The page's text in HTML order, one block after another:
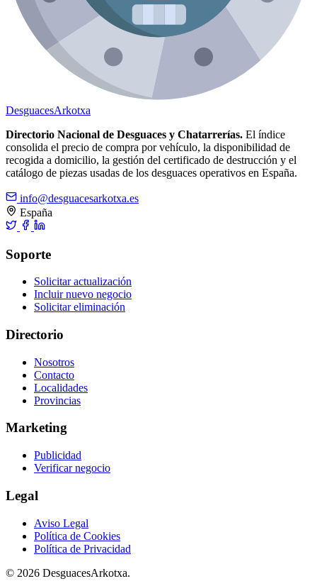
DesguacesArkotxa
Directorio Nacional de Desguaces y Chatarrerías. El índice
consolida el precio de compra por vehículo, la disponibilidad de
recogida a domicilio, la gestión del certificado de destrucción y el
catálogo de piezas usadas de los desguaces operativos en España.
info@desguacesarkotxa.es
España
Soporte
Solicitar actualización
Incluir nuevo negocio
Solicitar eliminación
Directorio
Nosotros
Contacto
Localidades
Provincias
Marketing
Publicidad
Verificar negocio
Legal
Aviso Legal
Política de Cookies
Política de Privacidad
© 2026 DesguacesArkotxa.